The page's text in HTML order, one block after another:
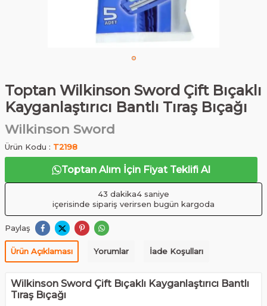
Toptan Wilkinson Sword Çift Bıçaklı
Kayganlaştırıcı Bantlı Tıraş Bıçağı
Wilkinson Sword
Ürün Kodu : T2198
Toptan Alım İçin Fiyat Teklifi Al
43 dakika3 saniye
içerisinde sipariş verirsen bugün kargoda
Paylaş
Ürün Açıklaması Yorumlar İade Koşulları
Wilkinson Sword Çift Bıçaklı Kayganlaştırıcı Bantlı
Tıraş Bıçağı